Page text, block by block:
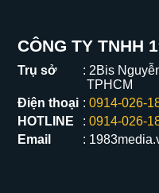
CÔNG TY TNHH
Trụ sở
2Bis
TPHCM
Điện thoại
0914-026-
HOTLINE
0914-026-
Email